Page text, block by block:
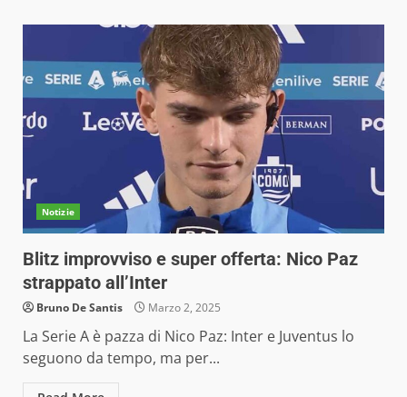
Notizie
Blitz improvviso e super offerta: Nico Paz
strappato all’Inter
Bruno De Santis Marzo 2, 2025
La Serie A è pazza di Nico Paz: Inter e Juventus lo
seguono da tempo, ma per...